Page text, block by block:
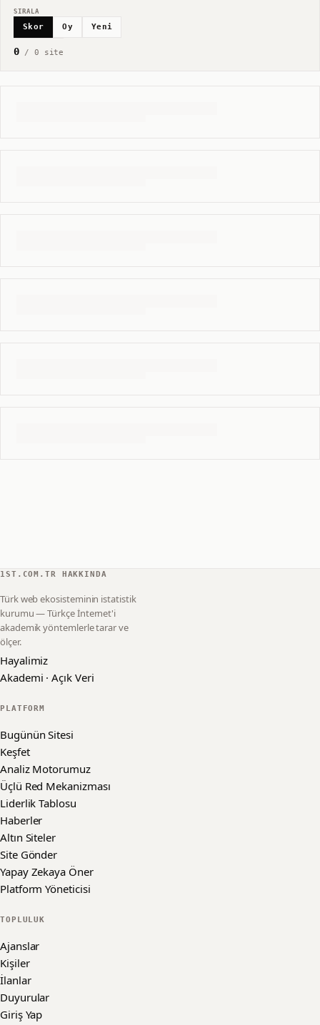
SIRALA
Skor Oy Yeni
0/ 0 site
1ST.COM.TR HAKKINDA
Türk web ekosisteminin istatistik
kurumu — Türkçe İnternet'i
akademik yöntemlerle tarar ve
ölçer.
Hayalimiz
Akademi · Açık Veri
PLATFORM
Bugünün Sitesi
Keşfet
Analiz Motorumuz
Üçlü Red Mekanizması
Liderlik Tablosu
Haberler
Altın Siteler
Site Gönder
Yapay Zekaya Öner
Platform Yöneticisi
TOPLULUK
Ajanslar
Kişiler
İlanlar
Duyurular
Giriş Yap